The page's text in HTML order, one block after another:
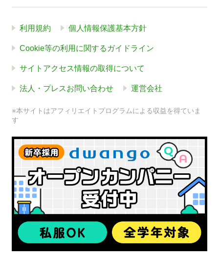
利用規約 個人情報保護基本方針
Cookie等の利用に関するガイドライン
サイトアクセス情報の取得について
法人・プレスお問い合わせ 運営会社
※本サイトはアフィリエイトプログラムによる収益を得ていま
す